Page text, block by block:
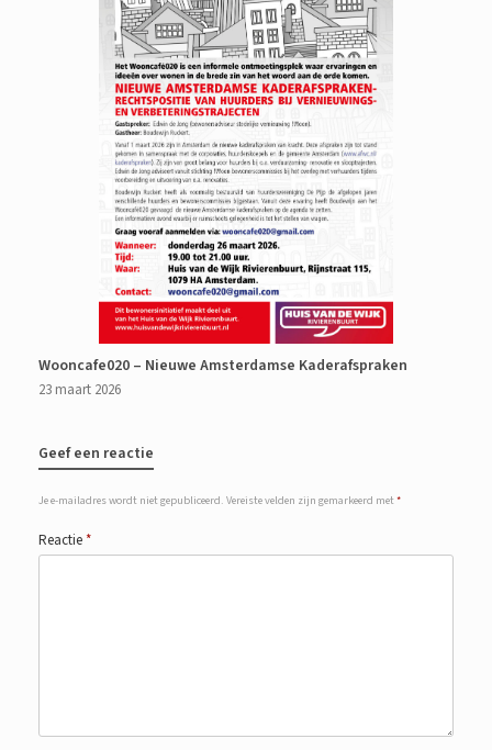
Wooncafe020 – Nieuwe Amsterdamse Kaderafspraken
23 maart 2026
Geef een reactie
Je e-mailadres wordt niet gepubliceerd. Vereiste velden zijn gemarkeerd met*
Reactie*